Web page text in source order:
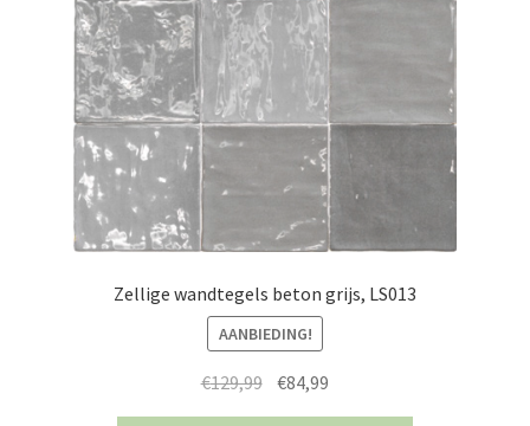
Zellige wandtegels beton grijs, LS013
AANBIEDING!
€129,99 Oorspronkelijke
€84,99